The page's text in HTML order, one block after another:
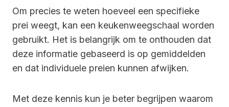
Om precies te weten hoeveel een specifieke
prei weegt, kan een keukenweegschaal worden
gebruikt. Het is belangrijk om te onthouden dat
deze informatie gebaseerd is op gemiddelden
en dat individuele preien kunnen afwijken.
Met deze kennis kun je beter begrijpen waarom